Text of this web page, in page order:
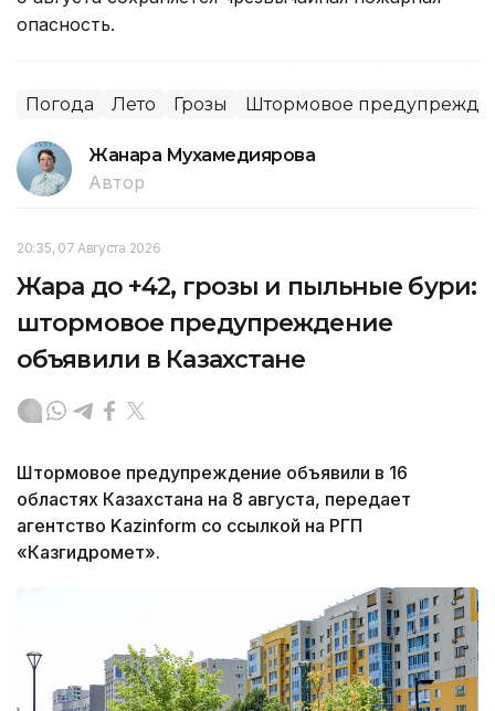
опасность.
Погода Лето Грозы Штормовое
Жанара Мухамедиярова
Автор
20:35, 07 Августа 2026
Жара до +42, грозы и пыльные бури:
штормовое предупреждение
объявили в Казахстане
Штормовое предупреждение объявили в 16
областях Казахстана на 8 августа, передает
агентство Kazinform со ссылкой на РГП
«Казгидромет».